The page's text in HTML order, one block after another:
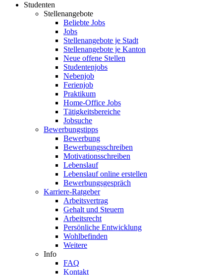
Studenten
Stellenangebote
Beliebte Jobs
Jobs
Stellenangebote je Stadt
Stellenangebote je Kanton
Neue offene Stellen
Studentenjobs
Nebenjob
Ferienjob
Praktikum
Home-Office Jobs
Tätigkeitsbereiche
Jobsuche
Bewerbungstipps
Bewerbung
Bewerbungsschreiben
Motivationsschreiben
Lebenslauf
Lebenslauf online erstellen
Bewerbungsgespräch
Karriere-Ratgeber
Arbeitsvertrag
Gehalt und Steuern
Arbeitsrecht
Persönliche Entwicklung
Wohlbefinden
Weitere
Info
FAQ
Kontakt